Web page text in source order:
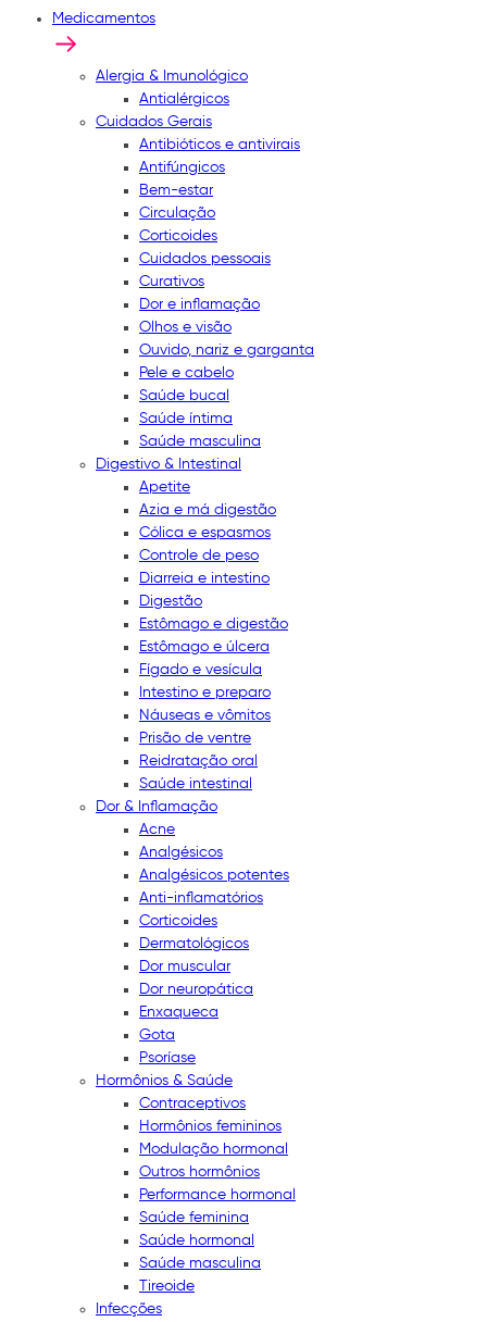
Medicamentos
Alergia & Imunológico
Antialérgicos
Cuidados Gerais
Antibióticos e antivirais
Antifúngicos
Bem-estar
Circulação
Corticoides
Cuidados pessoais
Curativos
Dor e inflamação
Olhos e visão
Ouvido, nariz e garganta
Pele e cabelo
Saúde bucal
Saúde íntima
Saúde masculina
Digestivo & Intestinal
Apetite
Azia e má digestão
Cólica e espasmos
Controle de peso
Diarreia e intestino
Digestão
Estômago e digestão
Estômago e úlcera
Fígado e vesícula
Intestino e preparo
Náuseas e vômitos
Prisão de ventre
Reidratação oral
Saúde intestinal
Dor & Inflamação
Acne
Analgésicos
Analgésicos potentes
Anti-inflamatórios
Corticoides
Dermatológicos
Dor muscular
Dor neuropática
Enxaqueca
Gota
Psoríase
Hormônios & Saúde
Contraceptivos
Hormônios femininos
Modulação hormonal
Outros hormônios
Performance hormonal
Saúde feminina
Saúde hormonal
Saúde masculina
Tireoide
Infecções